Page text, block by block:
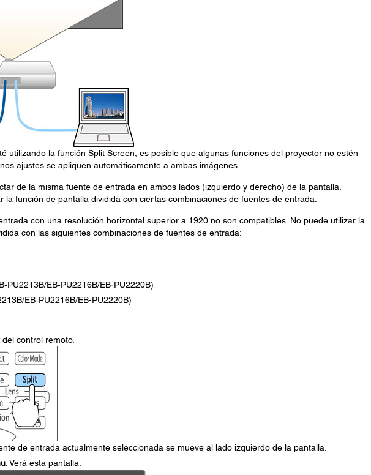
utilizando la función Split Screen, es posible que algunas funciones del proyector no estén
ajustes se apliquen automáticamente a ambas imágenes.
de la misma fuente de entrada en ambos lados (izquierdo y derecho) de la pantalla.
la función de pantalla dividida con ciertas combinaciones de fuentes de entrada.
con una resolución horizontal superior a 1920 no son compatibles. No puede utilizar la
con las siguientes combinaciones de fuentes de entrada:
EB‑PU2216B/EB-PU2220B)
EB‑PU2216B/EB-PU2220B)
del control remoto.
de entrada actualmente seleccionada se mueve al lado izquierdo de la pantalla.
. Verá esta pantalla: